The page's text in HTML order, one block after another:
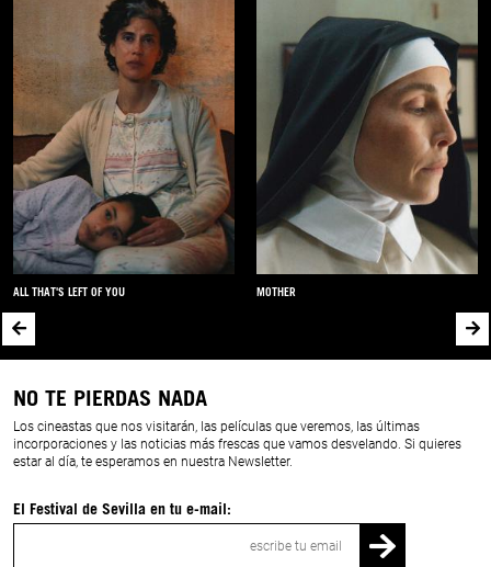
ALL THAT'S LEFT OF YOU MOTHER
NO TE PIERDAS NADA
Los cineastas que nos visitarán, las películas que veremos, las últimas
incorporaciones y las noticias más frescas que vamos desvelando. Si quieres
estar al día, te esperamos en nuestra Newsletter.
El Festival de Sevilla en tu e-mail: